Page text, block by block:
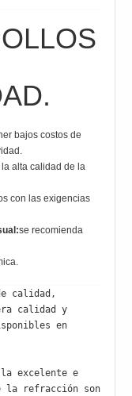
bajos costos de
alta calidad de la
con las exigencias
se recomienda
calidad,
calidad y
en
excelente e
la refracción son